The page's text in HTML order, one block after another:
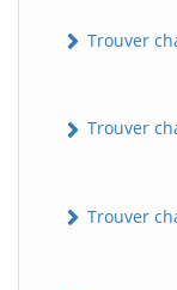
Trouver
Trouver
Trouver